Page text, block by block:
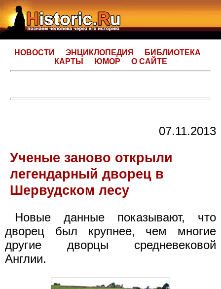
НОВОСТИ ЭНЦИКЛОПЕДИЯ
БИБЛИОТЕКА
КАРТЫ
ЮМОР О САЙТЕ
07.11.2013
Ученые заново открыли
легендарный дворец в
Шервудском лесу
Новые данные показывают, что
дворец был крупнее, чем многие
другие дворцы средневековой
Англии.